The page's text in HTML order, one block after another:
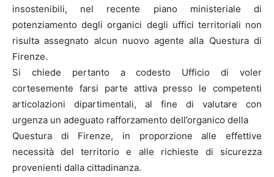
insostenibili, nel recente piano ministeriale di
potenziamento degli organici degli uffici territoriali non
risulta assegnato alcun nuovo agente alla Questura di
Firenze.
Si chiede pertanto a codesto Ufficio di voler
cortesemente farsi parte attiva presso le competenti
articolazioni dipartimentali, al fine di valutare con
urgenza un adeguato rafforzamento dell’organico della
Questura di Firenze, in proporzione alle effettive
necessità del territorio e alle richieste di sicurezza
provenienti dalla cittadinanza.